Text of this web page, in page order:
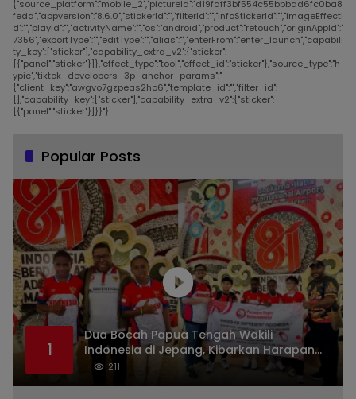
{"source_platform":"mobile_2","pictureId":"d19faff3bf554c55bbbdd6fc0ba8
fedd","appversion":"8.6.0","stickerId":"","filterId":"","infoStickerId":"","imageEffectI
d":"","playId":"","activityName":"","os":"android","product":"retouch","originAppId":"
7356","exportType":"","editType":"","alias":"","enterFrom":"enter_launch","capabili
ty_key":["sticker"],"capability_extra_v2":{"sticker":
[{"panel":"sticker"}]},"effect_type":"tool","effect_id":"sticker"},"source_type":"h
ypic","tiktok_developers_3p_anchor_params":"
{"client_key":"awgvo7gzpeas2ho6","template_id":"","filter_id":
[],"capability_key":["sticker"],"capability_extra_v2":{"sticker":
[{"panel":"sticker"}]}}"}
Popular Posts
1
Dua Bocah Papua Tengah Wakili
Indonesia di Jepang, Kibarkan Harapan
dari Mimika ke Panggung Dunia
211